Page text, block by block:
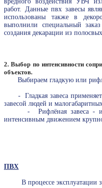
работ. Данные пвх завесы
использованы также в
выполнили специальный
создания декарации из полосвых
2. Выбор по интенсивности
объектов.
Выбираем гладкую или
- Гладкая завеса
завесой людей и
- Рифлёная завеса -
интенсивным движением
ПВХ
В процессе эксплуатации